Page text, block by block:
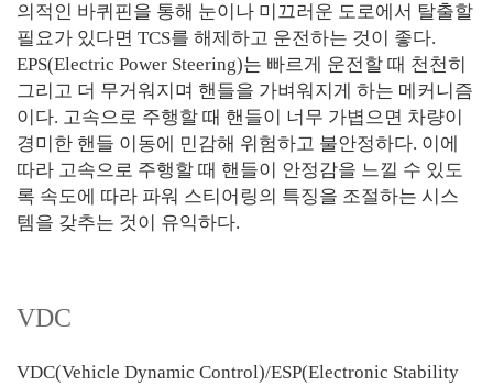
의적인 바퀴핀을 통해 눈이나 미끄러운 도로에서 탈출할
필요가 있다면 TCS를 해제하고 운전하는 것이 좋다.
EPS(Electric Power Steering)는 빠르게 운전할 때 천천히
그리고 더 무거워지며 핸들을 가벼워지게 하는 메커니즘
이다. 고속으로 주행할 때 핸들이 너무 가볍으면 차량이
경미한 핸들 이동에 민감해 위험하고 불안정하다. 이에
따라 고속으로 주행할 때 핸들이 안정감을 느낄 수 있도
록 속도에 따라 파워 스티어링의 특징을 조절하는 시스
템을 갖추는 것이 유익하다.
VDC
VDC(Vehicle Dynamic Control)/ESP(Electronic Stability